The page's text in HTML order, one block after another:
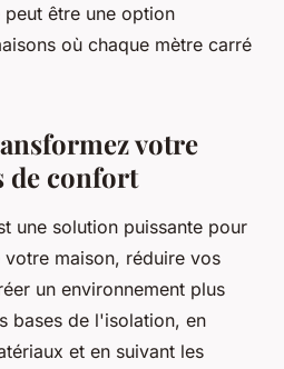
être une option
où chaque mètre carré
votre
de confort
une solution puissante pour
maison, réduire vos
un environnement plus
bases de l'isolation, en
et en suivant les